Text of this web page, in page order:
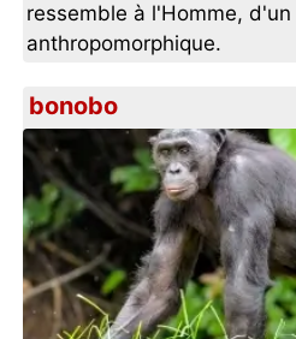
ressemble à l'Homme,
anthropomorphique.
bonobo